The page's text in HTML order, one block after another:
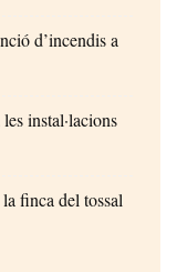
d’incendis a
instal·lacions
finca del tossal